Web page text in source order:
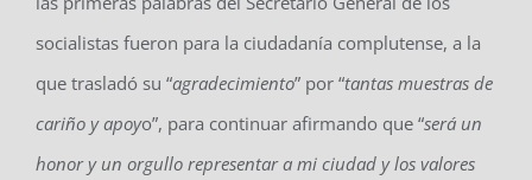
socialistas fueron para la ciudadanía complutense, a la
que trasladó su “agradecimiento” por “tantas muestras de
cariño y apoyo”, para continuar afirmando que “será un
honor y un orgullo representar a mi ciudad y los valores